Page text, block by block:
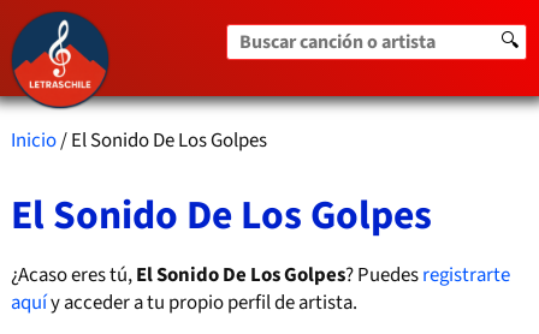
Buscar canción o artista 🔍
Inicio/ El Sonido De Los Golpes
El Sonido De Los Golpes
¿Acaso eres tú,El Sonido De Los Golpes? Puedesregistrarte
aquíy acceder a tu propio perfil de artista.